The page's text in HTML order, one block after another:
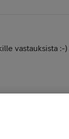
vastauksista :-)